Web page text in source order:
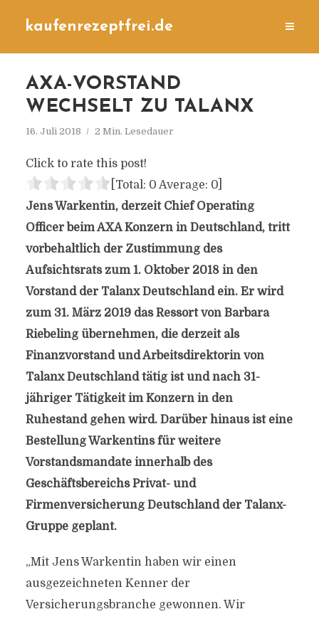
kaufenrezeptfrei.de
AXA-VORSTAND
WECHSELT ZU TALANX
16. Juli 2018 2 Min. Lesedauer
Click to rate this post!
[Total: 0 Average: 0]
Jens Warkentin, derzeit Chief Operating
Officer beim AXA Konzern in Deutschland, tritt
vorbehaltlich der Zustimmung des
Aufsichtsrats zum 1. Oktober 2018 in den
Vorstand der Talanx Deutschland ein. Er wird
zum 31. März 2019 das Ressort von Barbara
Riebeling übernehmen, die derzeit als
Finanzvorstand und Arbeitsdirektorin von
Talanx Deutschland tätig ist und nach 31-
jähriger Tätigkeit im Konzern in den
Ruhestand gehen wird. Darüber hinaus ist eine
Bestellung Warkentins für weitere
Vorstandsmandate innerhalb des
Geschäftsbereichs Privat- und
Firmenversicherung Deutschland der Talanx-
Gruppe geplant.
„Mit Jens Warkentin haben wir einen
ausgezeichneten Kenner der
Versicherungsbranche gewonnen. Wir